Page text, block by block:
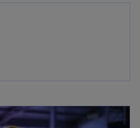
新しいタブで開く